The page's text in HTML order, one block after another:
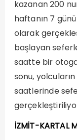
kazanan 200
haftanın 7
olarak
başlayan
saatte bir
sonu, yolcuların
saatlerinde
İZMİT-KARTAL